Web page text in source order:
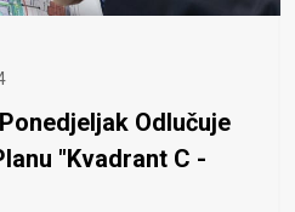
Odlučuje
"Kvadrant C -